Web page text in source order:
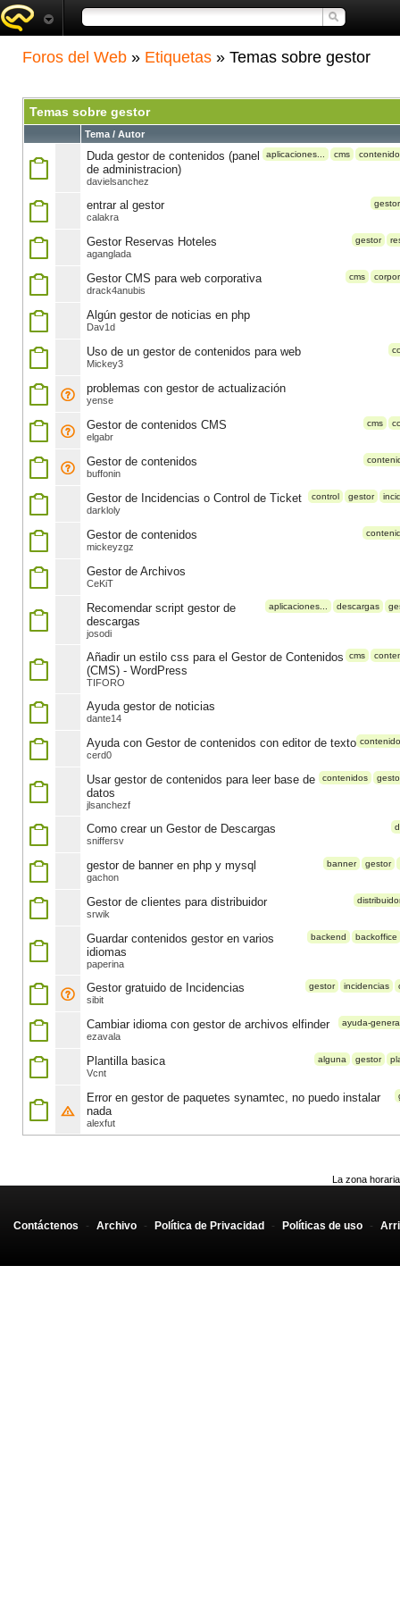
Foros del Web » Etiquetas » Temas sobre gestor
Temas sobre gestor
Tema / Autor
aplicaciones... cms contenido
Duda gestor de contenidos (panel
de administracion)
davielsanchez
gestor
entrar al gestor
calakra
gestor
Gestor Reservas Hoteles
aganglada
cms
Gestor CMS para web corporativa
drack4anubis
Algún gestor de noticias en php
Dav1d
Uso de un gestor de contenidos para web
Mickey3
problemas con gestor de actualización
yense
cms
Gestor de contenidos CMS
elgabr
Gestor de contenidos
buffonin
control gestor
Gestor de Incidencias o Control de Ticket
darkloly
Gestor de contenidos
mickeyzgz
Gestor de Archivos
CeKiT
aplicaciones... descargas
Recomendar script gestor de
descargas
josodi
cms
Añadir un estilo css para el Gestor de Contenidos
(CMS) - WordPress
TIFORO
Ayuda gestor de noticias
dante14
Ayuda con Gestor de contenidos con editor de texto
cerd0
contenidos
Usar gestor de contenidos para leer base de
datos
jlsanchezf
Como crear un Gestor de Descargas
sniffersv
banner gestor
gestor de banner en php y mysql
gachon
Gestor de clientes para distribuidor
srwik
backend backoffice
Guardar contenidos gestor en varios
idiomas
paperina
gestor incidencias
Gestor gratuido de Incidencias
sibit
ayuda-
Cambiar idioma con gestor de archivos elfinder
ezavala
alguna gestor
Plantilla basica
Vcnt
Error en gestor de paquetes synamtec, no puedo instalar
nada
alexfut
La zona
Contáctenos - Archivo - Política de Privacidad - Políticas de uso -